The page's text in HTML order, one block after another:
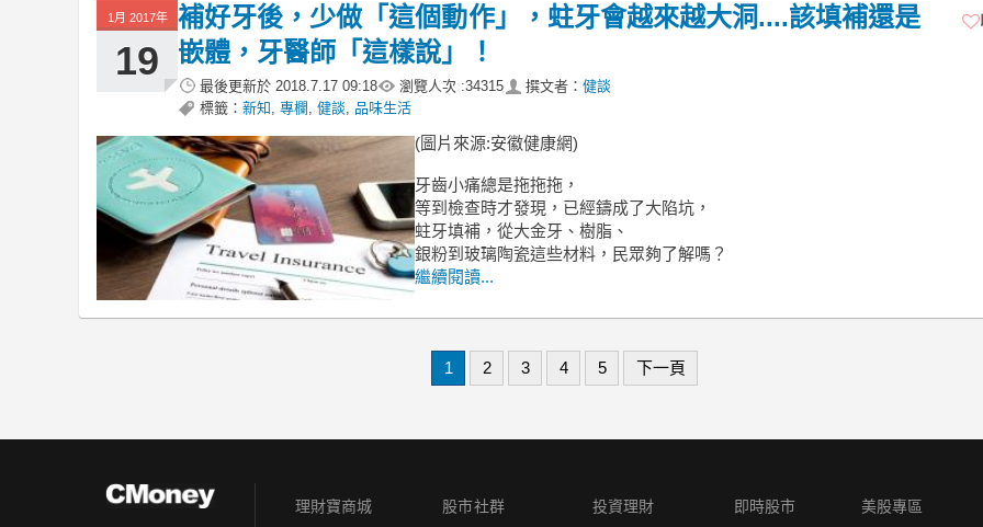
1月 2017年
19
補好牙後，少做「這個動作」，蛀牙會越來越大洞....該填補還是
嵌體，牙醫師「這樣說」！
最後更新於 2018.7.17 09:18 瀏覽人次 :34315 撰文者： 健談
標籤： 新知 專欄 健談 品味生活
(圖片來源:安徽健康網)
牙齒小痛總是拖拖拖，
等到檢查時才發現，已經鑄成了大陷坑，
蛀牙填補，從大金牙、樹脂、
銀粉到玻璃陶瓷這些材料，民眾夠了解嗎？
繼續閱讀...
1 2 3 4 5 下一頁
理財寶商城 股市社群 投資理財 即時股市 美股專區